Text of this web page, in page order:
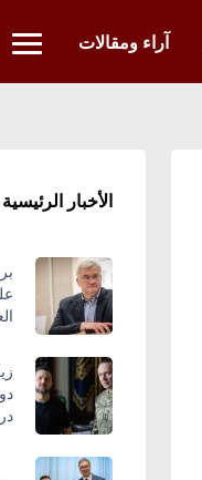
آراء ومقالات
الأخبار الرئيسية